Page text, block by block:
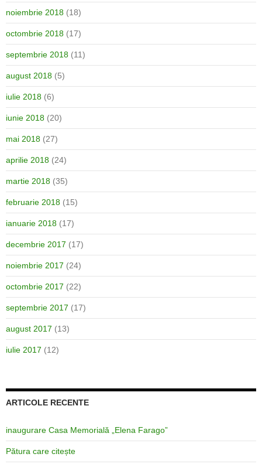
noiembrie 2018 (18)
octombrie 2018 (17)
septembrie 2018 (11)
august 2018 (5)
iulie 2018 (6)
iunie 2018 (20)
mai 2018 (27)
aprilie 2018 (24)
martie 2018 (35)
februarie 2018 (15)
ianuarie 2018 (17)
decembrie 2017 (17)
noiembrie 2017 (24)
octombrie 2017 (22)
septembrie 2017 (17)
august 2017 (13)
iulie 2017 (12)
ARTICOLE RECENTE
inaugurare Casa Memorială „Elena Farago”
Pătura care citește